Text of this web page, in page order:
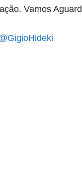
Vamos